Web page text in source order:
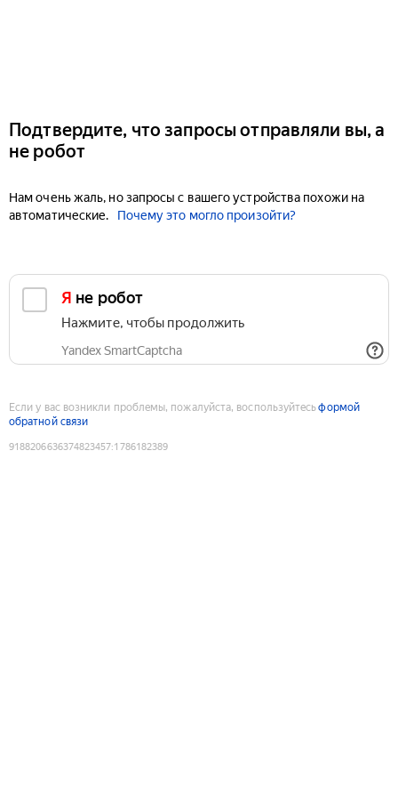
Подтвердите, что запросы отправляли вы, а
не робот
Нам очень жаль, но запросы с вашего устройства похожи на
автоматические.
Почему это могло произойти?
Я не робот
Нажмите, чтобы продолжить
Yandex SmartCaptcha
Если у вас возникли проблемы, пожалуйста, воспользуйтесьформой
обратной связи
9188206636374823457:1786182389